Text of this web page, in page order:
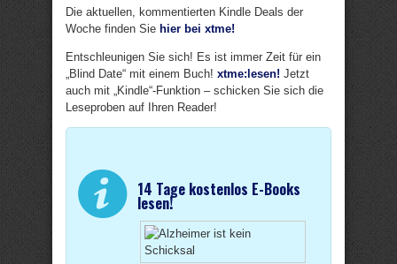
Die aktuellen, kommentierten Kindle Deals der
Woche finden Sie hier bei xtme!
Entschleunigen Sie sich! Es ist immer Zeit für ein
„Blind Date“ mit einem Buch! xtme:lesen! Jetzt
auch mit „Kindle“-Funktion – schicken Sie sich die
Leseproben auf Ihren Reader!
14 Tage kostenlos E-Books
lesen!